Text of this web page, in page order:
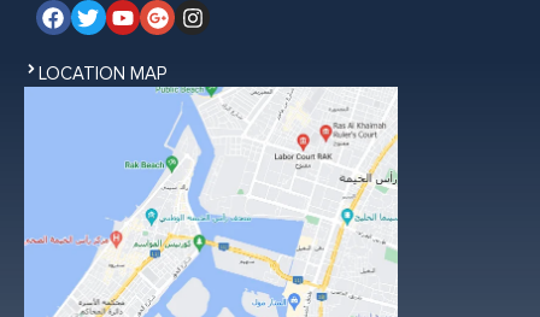
LOCATION MAP